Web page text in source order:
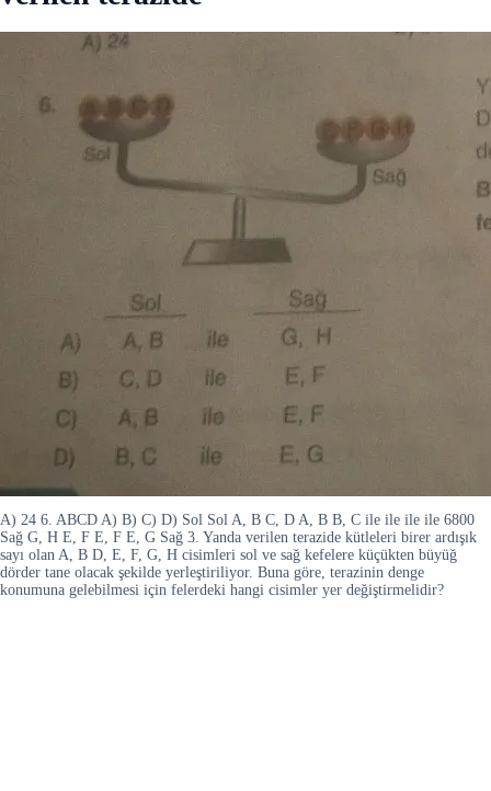
A) 24 6. ABCD A) B) C) D) Sol Sol A, B C, D A, B B, C ile ile ile ile 6800
Sağ G, H E, F E, F E, G Sağ 3. Yanda verilen terazide kütleleri birer ardışık
sayı olan A, B D, E, F, G, H cisimleri sol ve sağ kefelere küçükten büyüğ
dörder tane olacak şekilde yerleştiriliyor. Buna göre, terazinin denge
konumuna gelebilmesi için felerdeki hangi cisimler yer değiştirmelidir?